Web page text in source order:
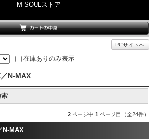
M-SOULストア
PCサイトへ
在庫ありのみ表示
N-MAX
索
2 ページ中 1 ページ目（全24件）
N-MAX